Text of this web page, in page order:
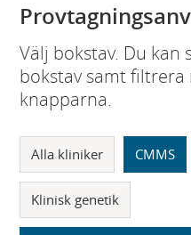
Välj bokstav. Du kan
bokstav samt filtrera
knapparna.
Alla kliniker CMMS
Klinisk genetik